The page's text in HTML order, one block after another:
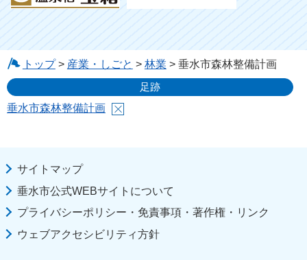
トップ> 産業・しごと > 林業 > 垂水市森林整備計画
足跡
垂水市森林整備計画
サイトマップ
垂水市公式WEBサイトについて
プライバシーポリシー・免責事項・著作権・リンク
ウェブアクセシビリティ方針